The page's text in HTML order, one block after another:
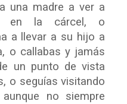
una madre a ver a
en la cárcel, o
a llevar a su hijo a
o callabas y jamás
un punto de vista
o seguías visitando
no siempre